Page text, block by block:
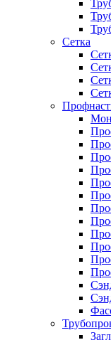
Сетка